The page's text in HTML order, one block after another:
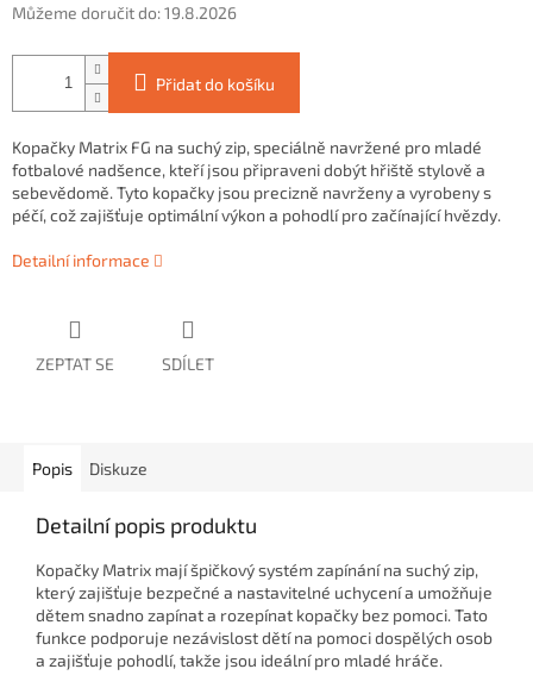
Můžeme doručit do:19.8.2026
Přidat do košíku
Kopačky Matrix FG na suchý zip, speciálně navržené pro mladé
fotbalové nadšence, kteří jsou připraveni dobýt hřiště stylově a
sebevědomě. Tyto kopačky jsou precizně navrženy a vyrobeny s
péčí, což zajišťuje optimální výkon a pohodlí pro začínající hvězdy.
Detailní informace
ZEPTAT SE SDÍLET
Popis Diskuze
Detailní popis produktu
Kopačky Matrix mají špičkový systém zapínání na suchý zip,
který zajišťuje bezpečné a nastavitelné uchycení a umožňuje
dětem snadno zapínat a rozepínat kopačky bez pomoci. Tato
funkce podporuje nezávislost dětí na pomoci dospělých osob
a zajišťuje pohodlí, takže jsou ideální pro mladé hráče.